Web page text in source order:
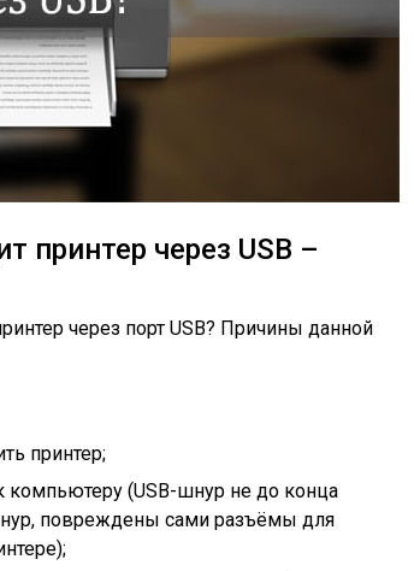
принтер через USB –
через порт USB? Причины данной
принтер;
(USB-шнур не до конца
повреждены сами разъёмы для